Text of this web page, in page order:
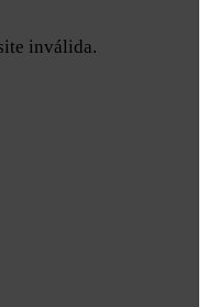
inválida.